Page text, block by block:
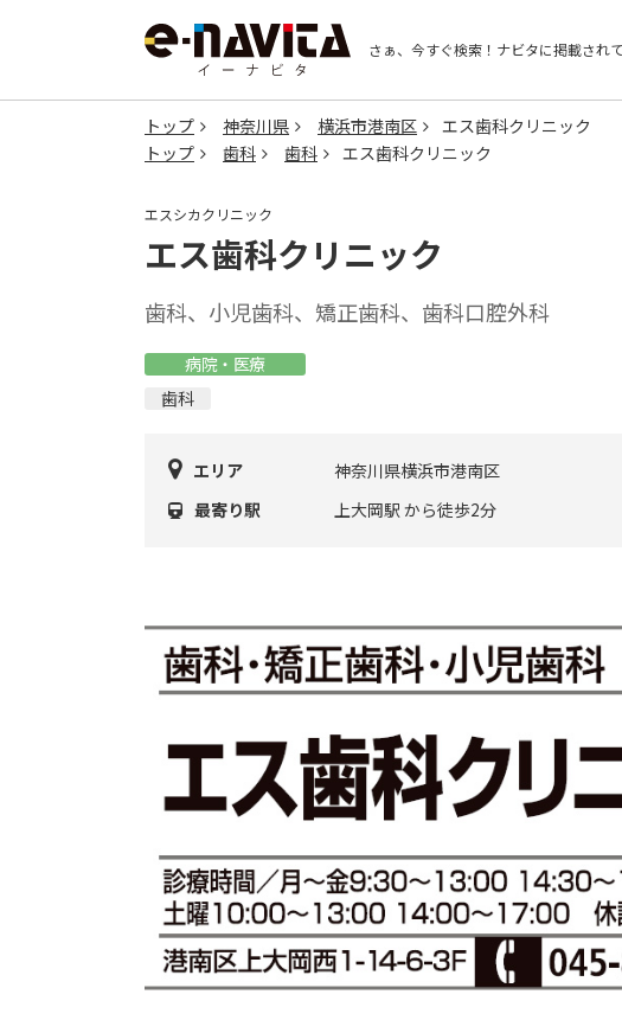
さぁ、今すぐ検索！ ナビタに掲載され
トップ 神奈川県 横浜市港南区
エス歯科クリニック
トップ
歯科 歯科 エス歯科クリニック
エスシカクリニック
エス歯科クリニック
歯科、小児歯科、矯正歯科、歯科口腔外科
病院・医療
歯科
エリア
神奈川県横浜市港南区
最寄り駅
上大岡駅 から徒歩2分